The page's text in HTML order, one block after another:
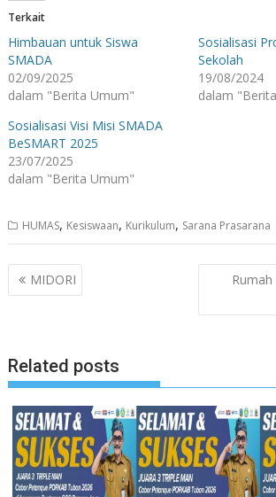
Terkait
Himbauan untuk Siswa
SMADA
02/09/2025
dalam "Berita Umum"
Sosialisasi
Sekolah
19/08/2024
dalam
Sosialisasi Visi Misi SMADA
BeSMART 2025
23/07/2025
dalam "Berita Umum"
HUMAS, Kesiswaan, Kurikulum, Sarana Prasarana
Navigasi
pos
MIDORI
Related posts